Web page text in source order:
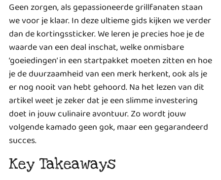
Geen zorgen, als gepassioneerde grillfanaten staan
we voor je klaar. In deze ultieme gids kijken we verder
dan de kortingssticker. We leren je precies hoe je de
waarde van een deal inschat, welke onmisbare
‘goeiedingen’ in een startpakket moeten zitten en hoe
je de duurzaamheid van een merk herkent, ook als je
er nog nooit van hebt gehoord. Na het lezen van dit
artikel weet je zeker dat je een slimme investering
doet in jouw culinaire avontuur. Zo wordt jouw
volgende kamado geen gok, maar een gegarandeerd
succes.
Key Takeaways